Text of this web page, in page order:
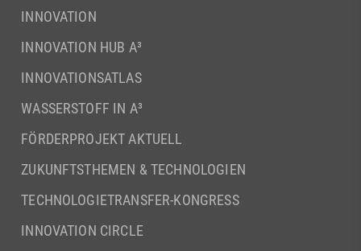
INNOVATION
INNOVATION HUB A³
INNOVATIONSATLAS
WASSERSTOFF IN A³
FÖRDERPROJEKT AKTUELL
ZUKUNFTSTHEMEN & TECHNOLOGIEN
TECHNOLOGIETRANSFER-KONGRESS
INNOVATION CIRCLE